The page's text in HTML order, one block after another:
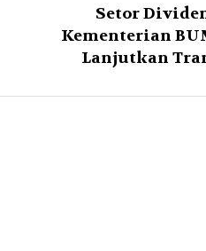
Setor
Kementerian
Lanjutkan